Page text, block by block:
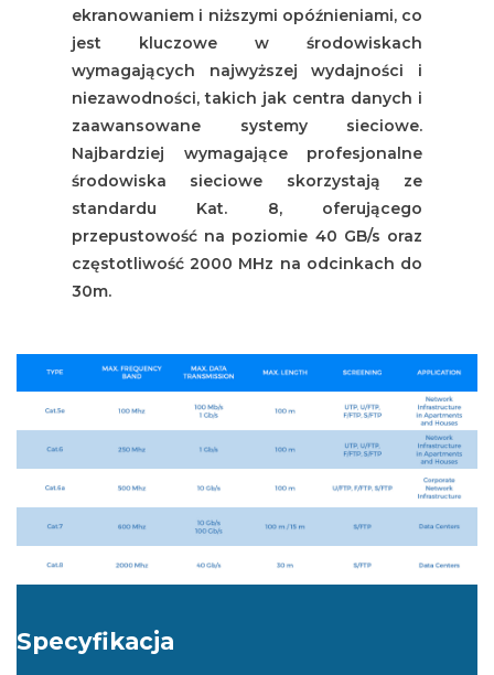
ekranowaniem i niższymi opóźnieniami, co
jest kluczowe w środowiskach
wymagających najwyższej wydajności i
niezawodności, takich jak centra danych i
zaawansowane systemy sieciowe.
Najbardziej wymagające profesjonalne
środowiska sieciowe skorzystają ze
standardu Kat. 8, oferującego
przepustowość na poziomie 40 GB/s oraz
częstotliwość 2000 MHz na odcinkach do
30m.
Specyfikacja